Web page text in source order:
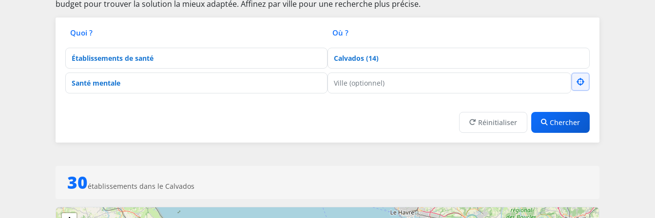
budget pour trouver la solution la mieux adaptée. Affinez par ville pour une recherche plus précise.
Quoi ?
Type d'établissement
Activités de soins
Où ?
Département
Ville
Réinitialiser Chercher
30établissements dans le Calvados